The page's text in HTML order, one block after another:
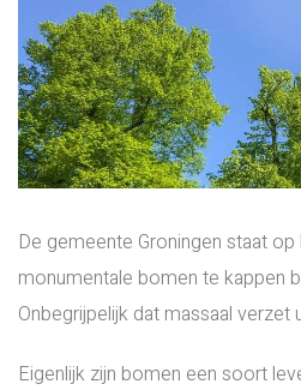
De gemeente Groningen staat op
monumentale bomen te kappen
Onbegrijpelijk dat massaal verzet
Eigenlijk zijn bomen een soort